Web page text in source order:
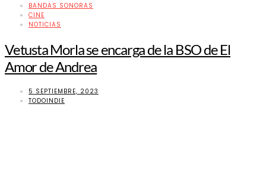
BANDAS SONORAS
CINE
NOTICIAS
Vetusta Morla se encarga de la BSO de El
Amor de Andrea
5 SEPTIEMBRE, 2023
TODOINDIE